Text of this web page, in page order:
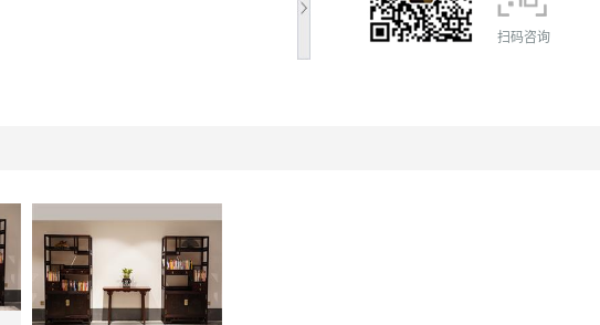
扫码咨询